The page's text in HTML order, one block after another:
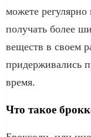
можете
получать более
веществ в своем
придерживались
время.
Что такое